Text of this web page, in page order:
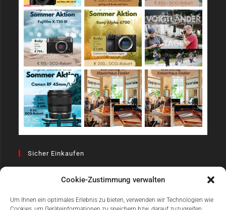
Cookie-Zustimmung verwalten
Um Ihnen ein optimales Erlebnis zu bieten, verwenden wir Technologien wie
Sicher Einkaufen